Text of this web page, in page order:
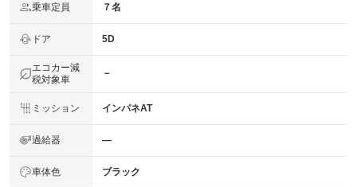
乗車定員 ７名
ドア 5D
エコカー減
税対象車
－
ミッション インパネAT
過給器 ―
車体色 ブラック